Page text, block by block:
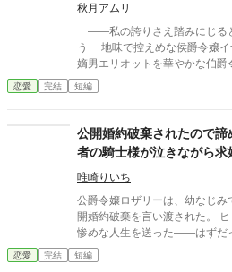
秋月アムリ
――私の誇りさえ踏みにじる
う 地味で控えめな侯爵令嬢イザラ。彼女は、婚約者である公爵
嫡男エリオットを華やかな伯
の愛」を見つけたという身勝
つけられる。 ベアトリスから
侯爵家の誇りを守るため不当
人で反撃の証拠集めを開始す
交界から距離を置き、冷徹と噂
イザラの持つ鋼のような意志と
式な協力者となる。 しかし、そんな彼女を待っていたのは「辺
境伯と不貞を働いている」と
―
恋愛 完結 短編
公開婚約破棄されたので
者の騎士様が泣きながら求
唯崎りいち
公爵令嬢ロザリーは、幼なじ
開婚約破棄を言い渡された。 ヒロインに奪われ、学園で孤立し、
惨めな人生を送った――はずだった。 けれど気が付け
持ったまま子供時代へと戻っていた。 二度目の人生で
追いかけない。 婚約もしない
恋愛 完結 短編